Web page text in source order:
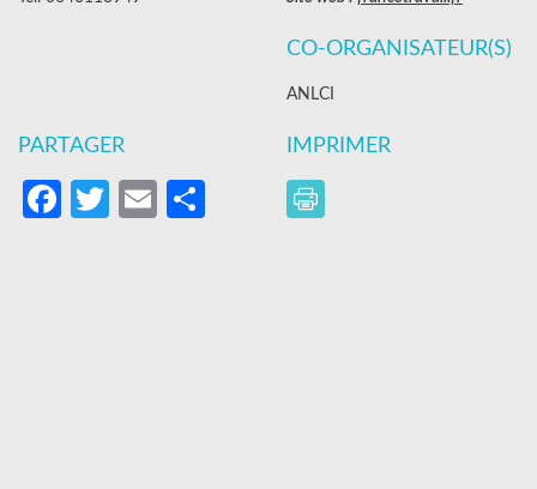
CO-ORGANISATEUR(S)
ANLCI
PARTAGER
Facebook
Twitter
EmailPartager
IMPRIMER